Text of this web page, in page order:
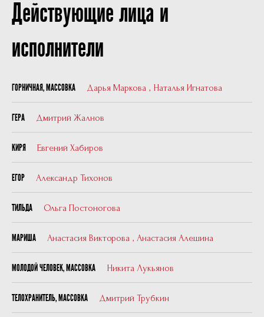
Действующие лица и
исполнители
ГОРНИЧНАЯ, МАССОВКА Дарья Маркова , Наталья Игнатова
ГЕРА Дмитрий Жалнов
КИРЯ Евгений Хабиров
ЕГОР Александр Тихонов
ТИЛЬДА Ольга Постоногова
МАРИША Анастасия Викторова , Анастасия Алешина
МОЛОДОЙ ЧЕЛОВЕК, МАССОВКА Никита Лукьянов
ТЕЛОХРАНИТЕЛЬ, МАССОВКА Дмитрий Трубкин